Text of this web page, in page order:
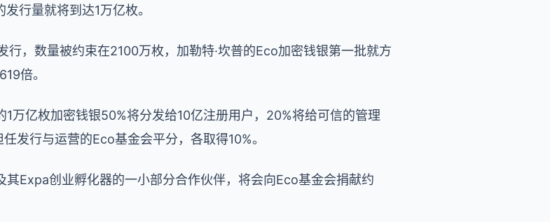
行量就将到达1万亿枚。
，数量被约束在2100万枚，加勒特·坎普的Eco加密钱银第一批就方
倍。
1万亿枚加密钱银50%将分发给10亿注册用户，20%将给可信的管理
发行与运营的Eco基金会平分，各取得10%。
其Expa创业孵化器的一小部分合作伙伴，将会向Eco基金会捐献约